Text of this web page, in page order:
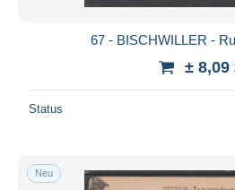
67 - BISCHWILLER -
± 8,09
Status
Neu